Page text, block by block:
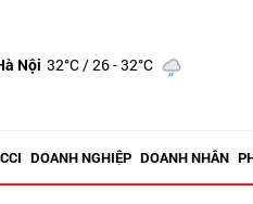
Nội 32°C/ 26 - 32°C
DOANH NGHIỆP DOANH NHÂN